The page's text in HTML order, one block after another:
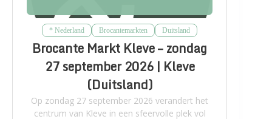
* Nederland Brocantemarkten Duitsland
Brocante Markt Kleve – zondag
27 september 2026 | Kleve
(Duitsland)
Op zondag 27 september 2026 verandert het
centrum van Kleve in een sfeervolle plek vol